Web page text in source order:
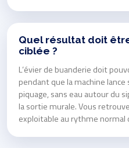
Quel résultat doit
ciblée ?
L’évier de buanderie doit
pendant que la machine
piquage, sans eau autour du
la sortie murale. Vous
exploitable au rythme normal